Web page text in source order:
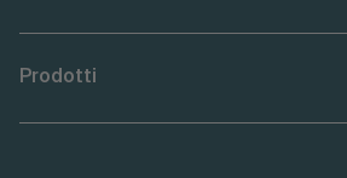
Prodotti